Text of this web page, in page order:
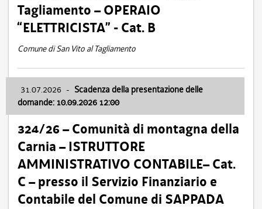
Tagliamento – OPERAIO
“ELETTRICISTA” - Cat. B
Comune di San Vito al Tagliamento
31.07.2026 - Scadenza della presentazione delle
domande: 10.09.2026 12:00
324/26 – Comunità di montagna della
Carnia – ISTRUTTORE
AMMINISTRATIVO CONTABILE– Cat.
C – presso il Servizio Finanziario e
Contabile del Comune di SAPPADA